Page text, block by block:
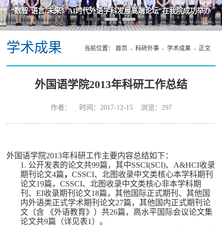
“数智·语言·未来：AI时代外语学科发展高端论坛”在我院成功举办
学术成果 当前位置： 首页 - 科研外事- 学术成果- 正文
外国语学院2013年科研工作总结
作者： 时间：2017-12-15 浏览： 297
外国语学院2013年科研工作主要内容总结如下：
1. 公开发表的论文共99篇，其中SSCI(SCI)、 A&HCI收录
期刊论文4篇，CSSCI、北图收录中文类核心本学科期刊
论文19篇，CSSCI、北图收录中文类核心非本学科期
刊、EI收录期刊论文18篇，其他国际正式期刊、其他国
内外语类正式学术期刊论文27篇，其他国内正式期刊论
文（含 《外语教育》）共26篇，高水平国际会议论文集
论文共9篇（详见表1 ）。